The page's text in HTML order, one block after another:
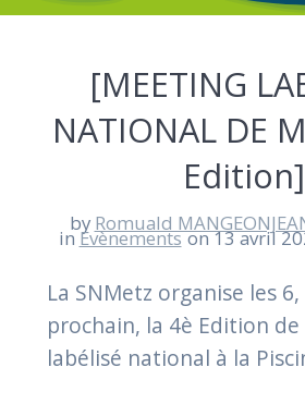
[MEETING
NATIONAL DE
Edition]
by Romuald
inEvènements on 13 avril
La SNMetz organise les
prochain, la 4è Edition
labélisé national à la